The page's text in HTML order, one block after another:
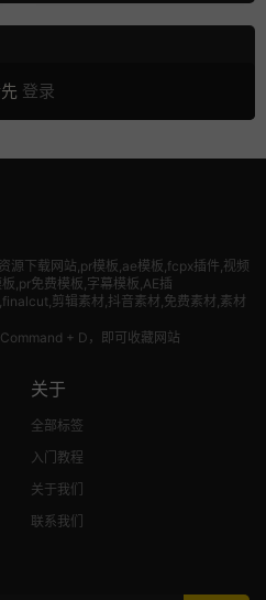
登录
源下载网站,pr模板,ae模板,fcpx插件,视频
,pr免费模板,字幕模板,AE插
剪辑素材,抖音素材,免费素材,素材
+ D，即可收藏网站
关于
全部标签
入门教程
关于我们
联系我们